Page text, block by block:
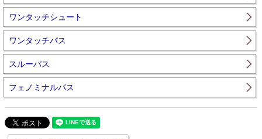
ワンタッチシュート
ワンタッチパス
スルーパス
フェノミナルパス